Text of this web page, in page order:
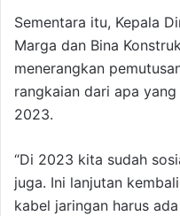
Sementara itu, Kepala
Marga dan Bina
menerangkan
rangkaian dari apa
2023.
“Di 2023 kita sudah
juga. Ini lanjutan
kabel jaringan harus